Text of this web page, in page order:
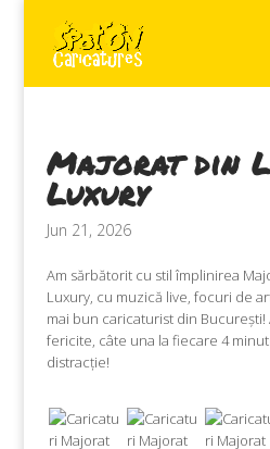
Majorat din
Luxury
Jun 21, 2026
Am sărbătorit cu stil împlinirea
Luxury, cu muzică live, focuri de
mai bun caricaturist din
fericite, câte una la fiecare 4
distracție!